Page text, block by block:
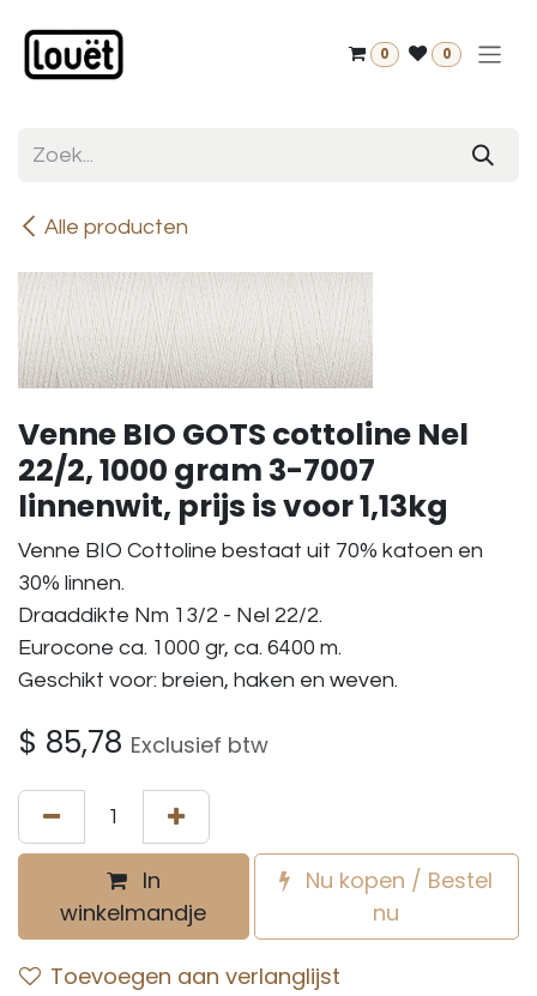
0 0
Alle producten
Venne BIO GOTS cottoline Nel
22/2, 1000 gram 3-7007
linnenwit, prijs is voor 1,13kg
Venne BIO Cottoline bestaat uit 70% katoen en
30% linnen.
Draaddikte Nm 13/2 - Nel 22/2.
Eurocone ca. 1000 gr, ca. 6400 m.
Geschikt voor: breien, haken en weven.
$ 85,78 Exclusief btw
In
winkelmandje
Nu kopen / Bestel
nu
Toevoegen aan verlanglijst